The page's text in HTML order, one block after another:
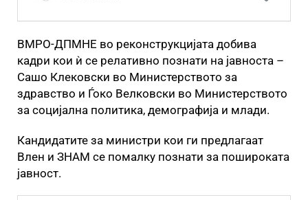
ВМРО-ДПМНЕ во реконструкцијата добива
кадри кои ѝ се релативно познати на јавноста –
Сашо Клековски во Министерството за
здравство и Ѓоко Велковски во Министерството
за социјална политика, демографија и млади.
Кандидатите за министри кои ги предлагаат
Влен и ЗНАМ се помалку познати за пошироката
јавност.